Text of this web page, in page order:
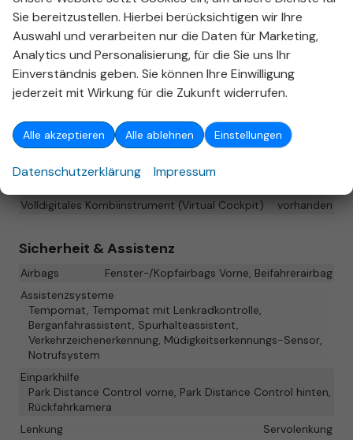
Lenkrad
mit Multifunktionen
Infotainment & Kommunikation
Assistenzsysteme
Sprachsteuerung
Radio/MP3-Player, Radio, Schnittstelle USB, Digitalradio
DAB, Android Auto, Apple CarPlay, Touchscreen
Freisprecheinrichtung, Bluetooth
Volldigitales Kombiinstrument (Virtual Cockpit)
vorhanden
Sicherheit & Assistenz
Airbags
Fenster-/Kopfairbags Vorne, Beifahrerairbag
Assistenzsysteme
Tempomat, Tempomat mit Lenkradkontrolle,
Berganfahrassistent, Spurhalteassistent,
Verkehrzeichenerkennung, Müdigkeitserkennungs-Sensor,
Notrufsystem
Einparkhilfe
Park Distance Control vorne, Park Distance Control hinten,
Rückfahrkamera
Lenkung
Servolenkung
Sie bereitzustellen. Hierbei berücksichtigen wir Ihre
Auswahl und verarbeiten nur die Daten für Marketing,
Analytics und Personalisierung, für die Sie uns Ihr
Einverständnis geben. Sie können Ihre Einwilligung
jederzeit mit Wirkung für die Zukunft widerrufen.
Alle akzeptieren Alle ablehnen Einstellungen
Datenschutzerklärung Impressum